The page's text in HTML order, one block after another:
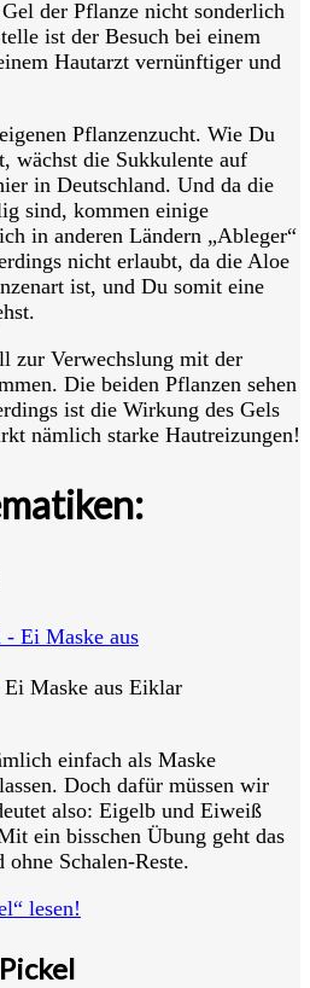
der Pflanze nicht sonderlich
ist der Besuch bei einem
Hautarzt vernünftiger und
Pflanzenzucht. Wie Du
wächst die Sukkulente auf
in Deutschland. Und da die
sind, kommen einige
in anderen Ländern „Ableger“
nicht erlaubt, da die Aloe
ist, und Du somit eine
zur Verwechslung mit der
Die beiden Pflanzen sehen
ist die Wirkung des Gels
nämlich starke Hautreizungen!
Maske aus Eiklar
einfach als Maske
Doch dafür müssen wir
also: Eigelb und Eiweiß
ein bisschen Übung geht das
Schalen-Reste.
lesen!